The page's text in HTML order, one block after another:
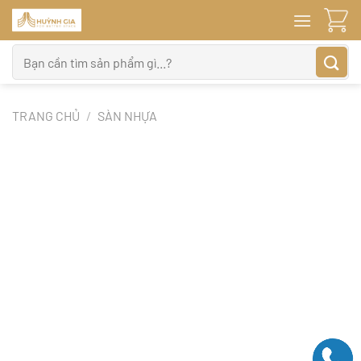
Bỏ
qua
nội
dung
kiếm:
TRANG CHỦ / SÀN NHỰA